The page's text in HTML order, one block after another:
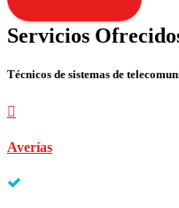
Servicios
Técnicos de sistemas de
Averías